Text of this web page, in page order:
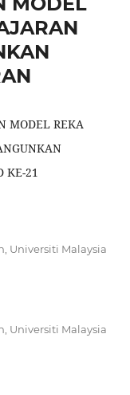
MODEL REKA
KE-21
Universiti Malaysia
Universiti Malaysia